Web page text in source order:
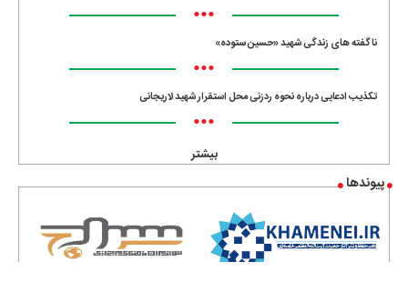
•••
ناگفته های زندگی شهید «حسین ستوده»
•••
تکذیب ادعایی درباره نحوه ردزنی محل استقرار شهید لاریجانی
•••
بیشتر
پیوندها